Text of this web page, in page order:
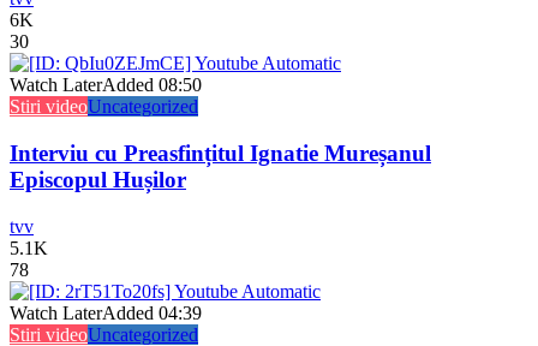
6K
30
Watch LaterAdded 08:50
Stiri videoUncategorized
Interviu cu Preasfințitul Ignatie Mureșanul
Episcopul Hușilor
tvv
5.1K
78
Watch LaterAdded 04:39
Stiri videoUncategorized